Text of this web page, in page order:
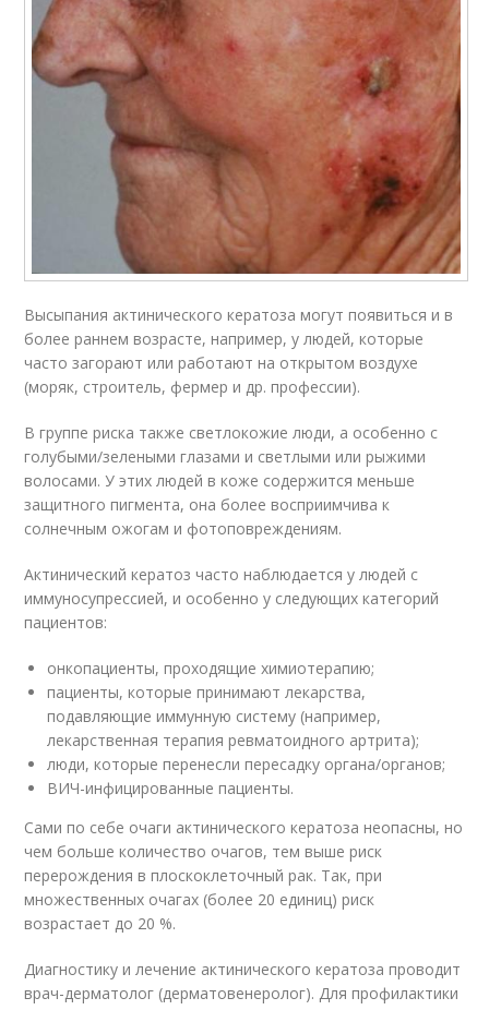
Высыпания актинического кератоза могут появиться и в
более раннем возрасте, например, у людей, которые
часто загорают или работают на открытом воздухе
(моряк, строитель, фермер и др. профессии).
В группе риска также светлокожие люди, а особенно с
голубыми/зелеными глазами и светлыми или рыжими
волосами. У этих людей в коже содержится меньше
защитного пигмента, она более восприимчива к
солнечным ожогам и фотоповреждениям.
Актинический кератоз часто наблюдается у людей с
иммуносупрессией, и особенно у следующих категорий
пациентов:
онкопациенты, проходящие химиотерапию;
пациенты, которые принимают лекарства,
подавляющие иммунную систему (например,
лекарственная терапия ревматоидного артрита);
люди, которые перенесли пересадку органа/органов;
ВИЧ-инфицированные пациенты.
Сами по себе очаги актинического кератоза неопасны, но
чем больше количество очагов, тем выше риск
перерождения в плоскоклеточный рак. Так, при
множественных очагах (более 20 единиц) риск
возрастает до 20 %.
Диагностику и лечение актинического кератоза проводит
врач-дерматолог (дерматовенеролог). Для профилактики